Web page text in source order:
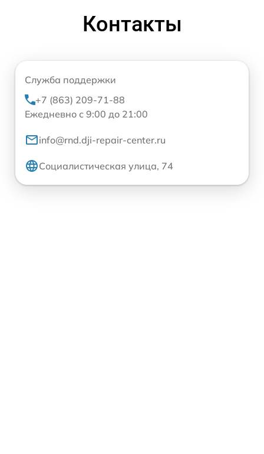
Контакты
Служба поддержки
+7 (863) 209-71-88
Ежедневно с 9:00 до 21:00
info@rnd.dji-repair-center.ru
Социалистическая улица, 74